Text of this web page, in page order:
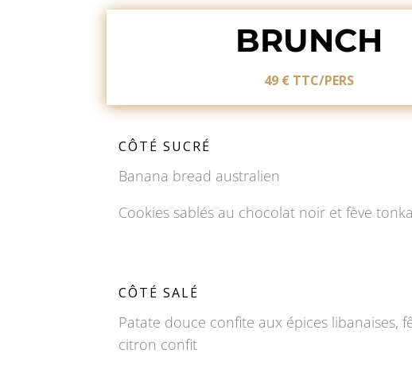
BRUNCH
49 € TTC/PERS
CÔTÉ SUCRÉ
Banana bread australien
Cookies sablés au chocolat noir et fève tonka
CÔTÉ SALÉ
Patate douce confite aux épices libanaises,
citron confit